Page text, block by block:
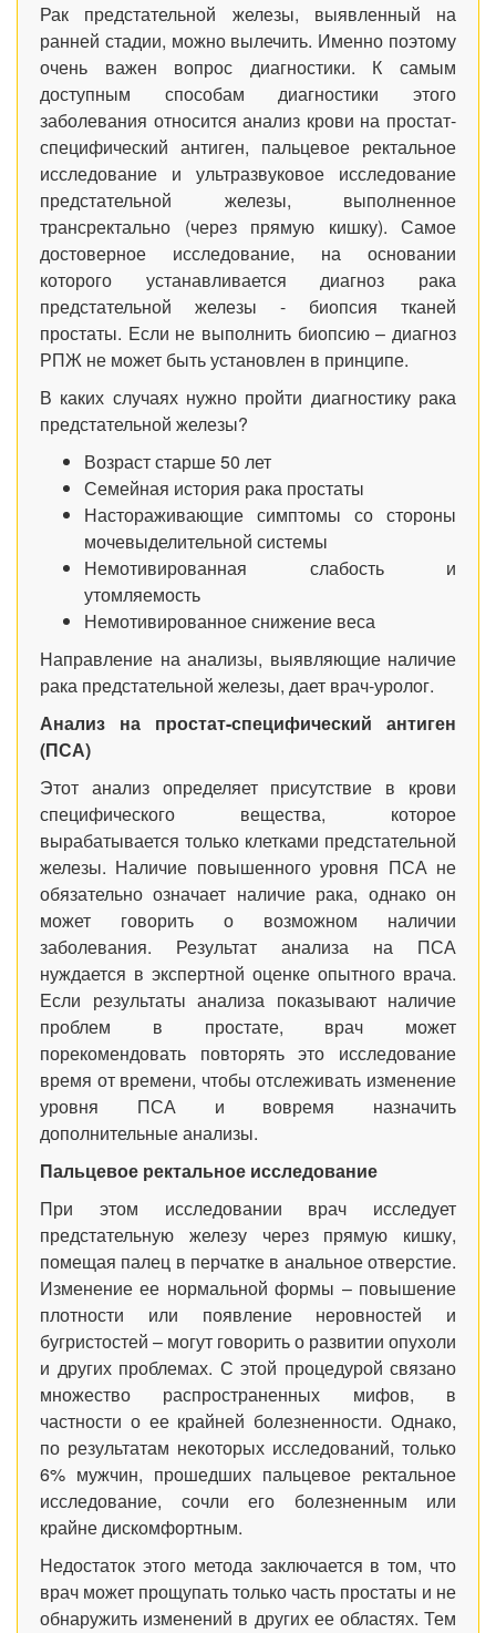
Рак предстательной железы, выявленный на
ранней стадии, можно вылечить. Именно поэтому
очень важен вопрос диагностики. К самым
доступным способам диагностики этого
заболевания относится анализ крови на простат-
специфический антиген, пальцевое ректальное
исследование и ультразвуковое исследование
предстательной железы, выполненное
трансректально (через прямую кишку). Самое
достоверное исследование, на основании
которого устанавливается диагноз рака
предстательной железы - биопсия тканей
простаты. Если не выполнить биопсию – диагноз
РПЖ не может быть установлен в принципе.
В каких случаях нужно пройти диагностику рака
предстательной железы?
Возраст старше 50 лет
Семейная история рака простаты
Настораживающие симптомы со стороны
мочевыделительной системы
Немотивированная слабость и
утомляемость
Немотивированное снижение веса
Направление на анализы, выявляющие наличие
рака предстательной железы, дает врач-уролог.
Анализ на простат-специфический антиген
(ПСА)
Этот анализ определяет присутствие в крови
специфического вещества, которое
вырабатывается только клетками предстательной
железы. Наличие повышенного уровня ПСА не
обязательно означает наличие рака, однако он
может говорить о возможном наличии
заболевания. Результат анализа на ПСА
нуждается в экспертной оценке опытного врача.
Если результаты анализа показывают наличие
проблем в простате, врач может
порекомендовать повторять это исследование
время от времени, чтобы отслеживать изменение
уровня ПСА и вовремя назначить
дополнительные анализы.
Пальцевое ректальное исследование
При этом исследовании врач исследует
предстательную железу через прямую кишку,
помещая палец в перчатке в анальное отверстие.
Изменение ее нормальной формы – повышение
плотности или появление неровностей и
бугристостей – могут говорить о развитии опухоли
и других проблемах. С этой процедурой связано
множество распространенных мифов, в
частности о ее крайней болезненности. Однако,
по результатам некоторых исследований, только
6% мужчин, прошедших пальцевое ректальное
исследование, сочли его болезненным или
крайне дискомфортным.
Недостаток этого метода заключается в том, что
врач может прощупать только часть простаты и не
обнаружить изменений в других ее областях. Тем